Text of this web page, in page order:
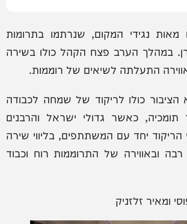
נגידי המקום, שנרתמו בתרומות
במהלך הערב פצח הקהל כולו בשירה
התעלתה לשיאים של רוממות.
הציבור כולו לריקוד של שמחה לכבודה
כאשר גדולי ישראל והרבנים
יחד עם המשתתפים, בליווי שירה
ובאווירה של התרוממות רוח וכבוד
ומאיר זלזניק